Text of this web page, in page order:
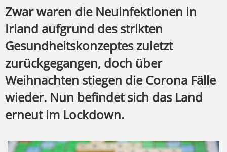
Zwar waren die Neuinfektionen in
Irland aufgrund des strikten
Gesundheitskonzeptes zuletzt
zurückgegangen, doch über
Weihnachten stiegen die Corona Fälle
wieder. Nun befindet sich das Land
erneut im Lockdown.